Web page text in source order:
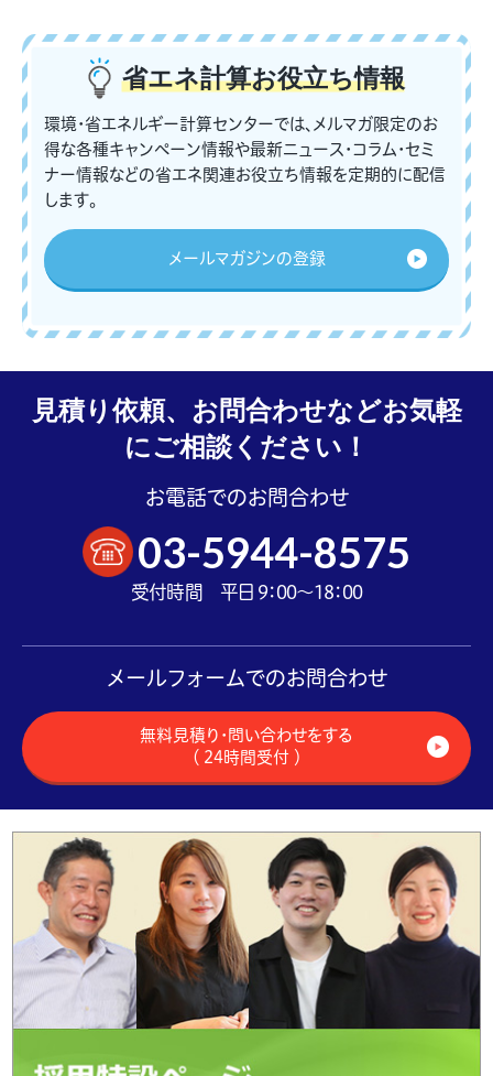
省エネ計算お役立ち情報
環境・省エネルギー計算センターでは、メルマガ限定のお
得な各種キャンペーン情報や最新ニュース・コラム・セミ
ナー情報などの省エネ関連お役立ち情報を定期的に配信
します。
メールマガジンの登録
見積り依頼、お問合わせなどお気軽
にご相談ください！
お電話でのお問合わせ
03-5944-8575
受付時間 平日 9：00～18：00
メールフォームでのお問合わせ
無料見積り・問い合わせをする
（ 24時間受付 ）